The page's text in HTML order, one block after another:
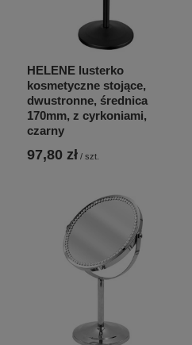
HELENE lusterko
kosmetyczne stojące,
dwustronne, średnica
170mm, z cyrkoniami,
czarny
97,80 zł / szt.